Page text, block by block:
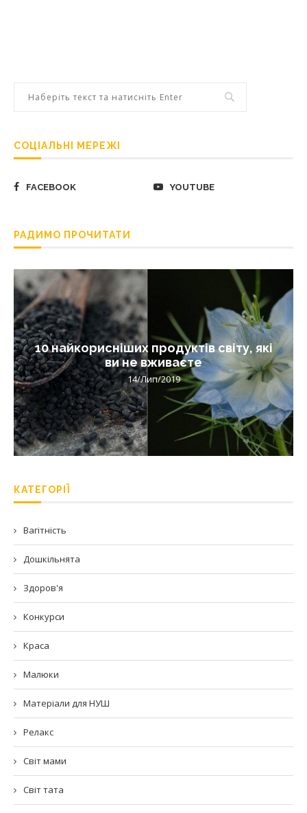
СОЦІАЛЬНІ МЕРЕЖІ
FACEBOOK YOUTUBE
РАДИМО ПРОЧИТАТИ
10 найкорисніших продуктів світу, які
ви не вживаєте
14/Лип/2019
КАТЕГОРІЇ
Вагітність
Дошкільнята
Здоров'я
Конкурси
Краса
Малюки
Матеріали для НУШ
Релакс
Світ мами
Світ тата